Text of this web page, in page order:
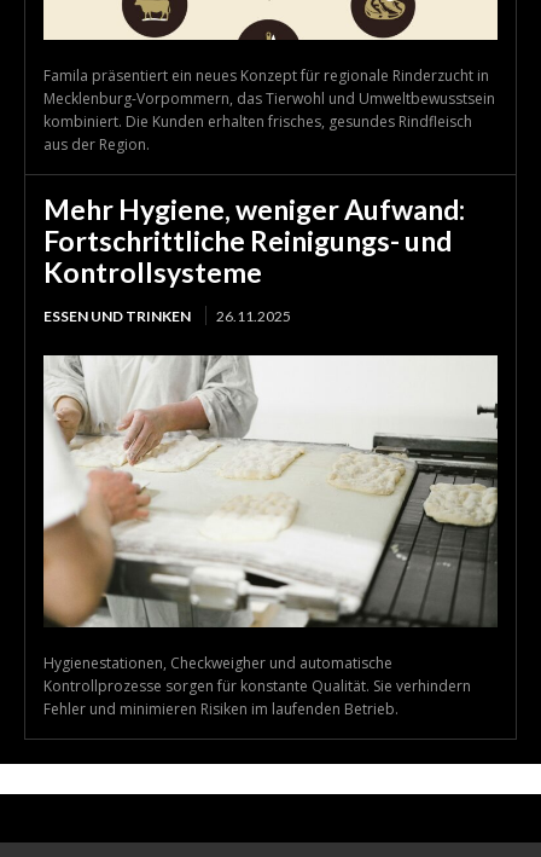
Famila präsentiert ein neues Konzept für regionale Rinderzucht in
Mecklenburg-Vorpommern, das Tierwohl und Umweltbewusstsein
kombiniert. Die Kunden erhalten frisches, gesundes Rindfleisch
aus der Region.
Mehr Hygiene, weniger Aufwand:
Fortschrittliche Reinigungs- und
Kontrollsysteme
ESSEN UND TRINKEN 26.11.2025
Hygienestationen, Checkweigher und automatische
Kontrollprozesse sorgen für konstante Qualität. Sie verhindern
Fehler und minimieren Risiken im laufenden Betrieb.